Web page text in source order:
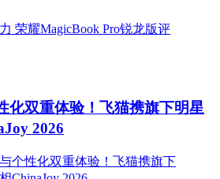
化双重体验！飞猫携旗下明星
2026